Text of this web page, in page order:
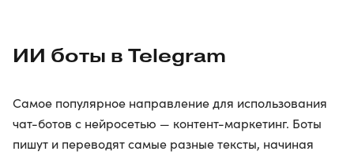
ИИ боты в Telegram
Самое популярное направление для использования
чат-ботов с нейросетью — контент-маркетинг. Боты
пишут и переводят самые разные тексты, начиная